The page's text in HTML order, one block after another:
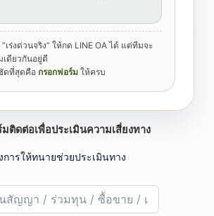
เร่งด่วนจริง” ให้กด LINE OA ได้ แต่ทีมจะ
ดียวกันอยู่ดี
ดที่สุดคือกรอกฟอร์ม ให้ครบ
ติดต่อเพื่อประเมินความเสี่ยงทาง
การให้ทนายช่วยประเมินทาง